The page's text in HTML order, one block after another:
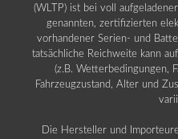
(WLTP) ist bei voll
genannten, zertifizierten
vorhandener Serien- und
tatsächliche Reichweite kann
(z.B. Wetterbedingungen,
Fahrzeugzustand, Alter und
Die Hersteller und